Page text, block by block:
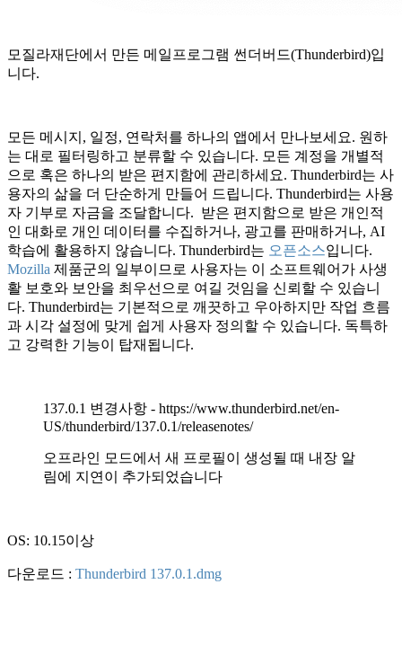
모질라재단에서 만든 메일프로그램 썬더버드(Thunderbird)입
니다.
모든 메시지, 일정, 연락처를 하나의 앱에서 만나보세요. 원하
는 대로 필터링하고 분류할 수 있습니다. 모든 계정을 개별적
으로 혹은 하나의 받은 편지함에 관리하세요. Thunderbird는 사
용자의 삶을 더 단순하게 만들어 드립니다. Thunderbird는 사용
자 기부로 자금을 조달합니다. 받은 편지함으로 받은 개인적
인 대화로 개인 데이터를 수집하거나, 광고를 판매하거나, AI
학습에 활용하지 않습니다. Thunderbird는 오픈소스입니다.
Mozilla 제품군의 일부이므로 사용자는 이 소프트웨어가 사생
활 보호와 보안을 최우선으로 여길 것임을 신뢰할 수 있습니
다. Thunderbird는 기본적으로 깨끗하고 우아하지만 작업 흐름
과 시각 설정에 맞게 쉽게 사용자 정의할 수 있습니다. 독특하
고 강력한 기능이 탑재됩니다.
137.0.1 변경사항 - https://www.thunderbird.net/en-
US/thunderbird/137.0.1/releasenotes/
오프라인 모드에서 새 프로필이 생성될 때 내장 알
림에 지연이 추가되었습니다
OS: 10.15이상
다운로드 : Thunderbird 137.0.1.dmg